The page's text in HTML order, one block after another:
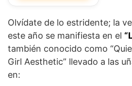
Olvídate de lo estridente; la
este año se manifiesta en el
también conocido como
Girl Aesthetic” llevado a las
en: